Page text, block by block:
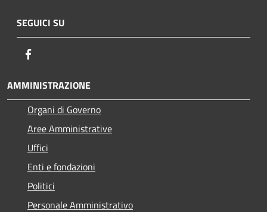
SEGUICI SU
AMMINISTRAZIONE
Organi di Governo
Aree Amministrative
Uffici
Enti e fondazioni
Politici
Personale Amministrativo